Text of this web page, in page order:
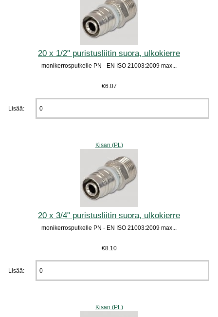
20 x 1/2" puristusliitin suora, ulkokierre
monikerrosputkelle PN - EN ISO 21003:2009 max...
€6.07
Lisää:
Kisan (PL)
20 x 3/4" puristusliitin suora, ulkokierre
monikerrosputkelle PN - EN ISO 21003:2009 max...
€8.10
Lisää:
Kisan (PL)